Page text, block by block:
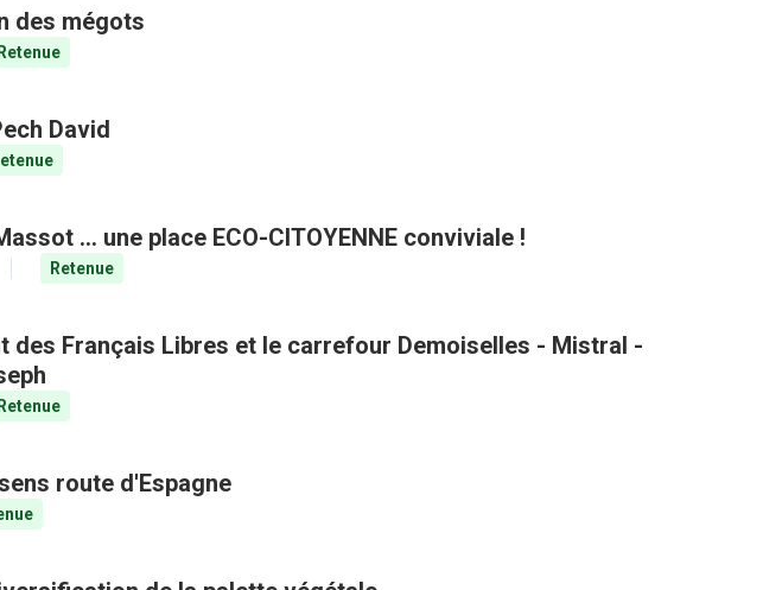
des mégots
Retenue
David
... une place ECO-CITOYENNE conviviale !
Retenue
des Français Libres et le carrefour Demoiselles - Mistral -
Retenue
route d'Espagne